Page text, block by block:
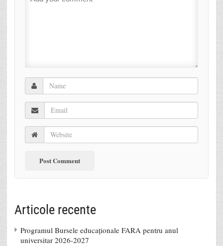
Articole recente
Programul Bursele educaționale FARA pentru anul
universitar 2026-2027